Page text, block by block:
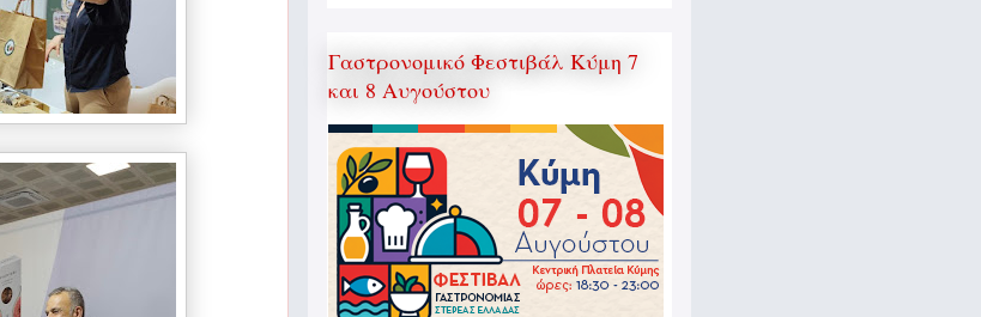
Γαστρονομικό Φεστιβάλ Κύμη 7
και 8 Αυγούστου